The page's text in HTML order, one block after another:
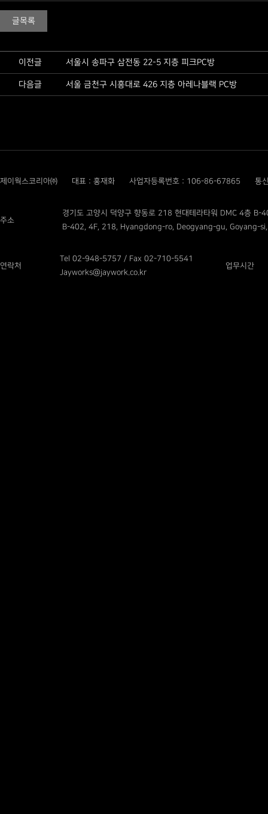
글목록
이전글 서울시 송파구 삼전동 22-5 지층 피크PC방
다음글 서울 금천구 시흥대로 426 지층 아레나블랙 PC방
제이웍스코리아㈜ 대표 : 홍재화 사업자등록번호 : 106-86-67865 통
주소
경기도 고양시 덕양구 향동로 218 현대테라타워 DMC 4층 B-
B-402, 4F, 218, Hyangdong-ro, Deogyang-gu, Goyang-
연락처
Tel 02-948-5757 / Fax 02-710-5541
Jayworks@jaywork.co.kr
업무시간